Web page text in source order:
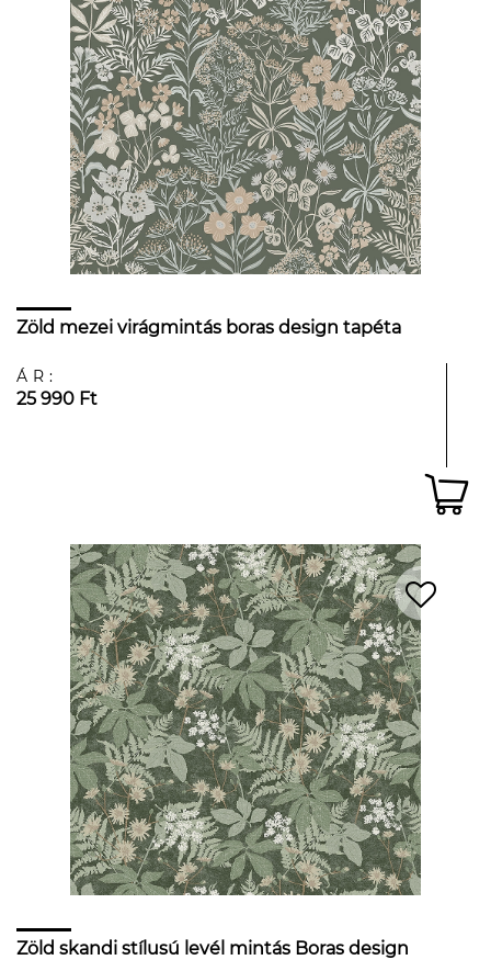
Zöld mezei virágmintás boras design tapéta
ÁR:
25 990 Ft
Zöld skandi stílusú levél mintás Boras design